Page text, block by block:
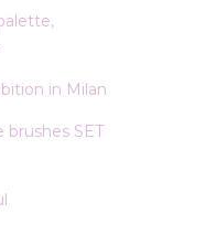
in Milan
brushes SET